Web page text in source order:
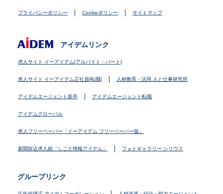
プライバシーポリシー Cookieポリシー サイトマップ
アイデムリンク
求人サイト イーアイデム[アルバイト・パート]
求人サイト イーアイデム正社員[転職] 人材教育・活用 人と仕事研究所
アイデムエージェント新卒 アイデムエージェント転職
アイデムグローバル
求人フリーペーパー「イーアイデム フリーペーパー版」
新聞折込求人紙「しごと情報アイデム」 フォトギャラリー シリウス
グループリンク